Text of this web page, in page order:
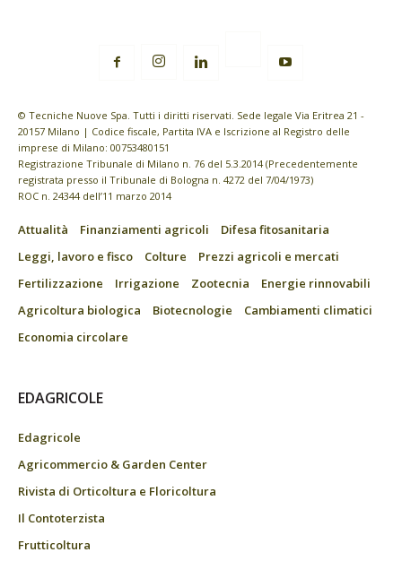
© Tecniche Nuove Spa. Tutti i diritti riservati. Sede legale Via Eritrea 21 -
20157 Milano | Codice fiscale, Partita IVA e Iscrizione al Registro delle
imprese di Milano: 00753480151
Registrazione Tribunale di Milano n. 76 del 5.3.2014 (Precedentemente
registrata presso il Tribunale di Bologna n. 4272 del 7/04/1973)
ROC n. 24344 dell’11 marzo 2014
Attualità Finanziamenti agricoli
Difesa fitosanitaria
Leggi, lavoro e fisco
Colture
Prezzi agricoli e mercati
Fertilizzazione
Irrigazione Zootecnia
Energie rinnovabili
Agricoltura biologica
Biotecnologie
Cambiamenti climatici
Economia circolare
EDAGRICOLE
Edagricole
Agricommercio & Garden Center
Rivista di Orticoltura e Floricoltura
Il Contoterzista
Frutticoltura